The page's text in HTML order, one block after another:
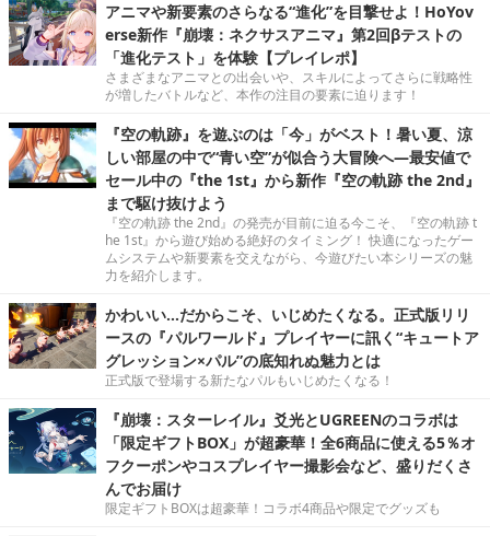
アニマや新要素のさらなる“進化”を目撃せよ！HoYov
erse新作『崩壊：ネクサスアニマ』第2回βテストの
「進化テスト」を体験【プレイレポ】
さまざまなアニマとの出会いや、スキルによってさらに戦略性
が増したバトルなど、本作の注目の要素に迫ります！
『空の軌跡』を遊ぶのは「今」がベスト！暑い夏、涼
しい部屋の中で“青い空”が似合う大冒険へ―最安値で
セール中の『the 1st』から新作『空の軌跡 the 2nd』
まで駆け抜けよう
『空の軌跡 the 2nd』の発売が目前に迫る今こそ、『空の軌跡 t
he 1st』から遊び始める絶好のタイミング！ 快適になったゲー
ムシステムや新要素を交えながら、今遊びたい本シリーズの魅
力を紹介します。
かわいい…だからこそ、いじめたくなる。正式版リリ
ースの『パルワールド』プレイヤーに訊く“キュートア
グレッション×パル”の底知れぬ魅力とは
正式版で登場する新たなパルもいじめたくなる！
『崩壊：スターレイル』爻光とUGREENのコラボは
「限定ギフトBOX」が超豪華！全6商品に使える5％オ
フクーポンやコスプレイヤー撮影会など、盛りだくさ
んでお届け
限定ギフトBOXは超豪華！コラボ4商品や限定でグッズも